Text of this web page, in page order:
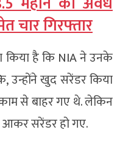
चार गिरफ्तार
किया है कि NIA ने उनके
उन्होंने खुद सरेंडर किया
से बाहर गए थे. लेकिन
आकर सरेंडर हो गए.